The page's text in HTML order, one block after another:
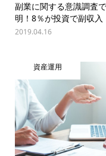
副業に関する意識調査
明！8％が投資で副収入
2019.04.16
資産運用